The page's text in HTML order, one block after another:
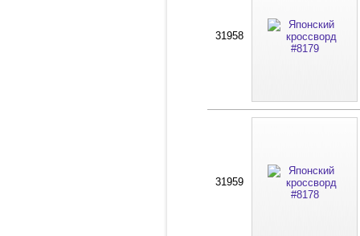
31958
31959